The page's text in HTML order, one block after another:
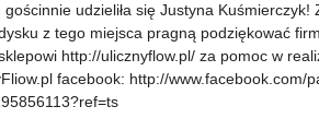
udzieliła się Justyna Kuśmierczyk!
z tego miejsca pragną podziękować
http://ulicznyflow.pl/ za pomoc w
facebook: http://www.facebook.com/